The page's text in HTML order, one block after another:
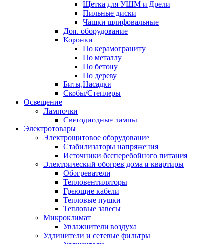
Щетка для УШМ и Дрели
Пильные диски
Чашки шлифовальные
Доп. оборудование
Коронки
По керамограниту
По металлу
По бетону
По дереву
Биты,Насадки
Скобы/Степлеры
Освещение
Лампочки
Светодиодные лампы
Электротовары
Электрощитовое оборудование
Стабилизаторы напряжения
Источники бесперебойного питания
Электрический обогрев дома и квартиры
Обогреватели
Тепловентиляторы
Греющие кабели
Тепловые пушки
Тепловые завесы
Микроклимат
Увлажнители воздуха
Удлинители и сетевые фильтры